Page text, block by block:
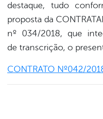
destaque, tudo
proposta da
nº 034/2018, que
de transcrição, o
CONTRATO Nº042/